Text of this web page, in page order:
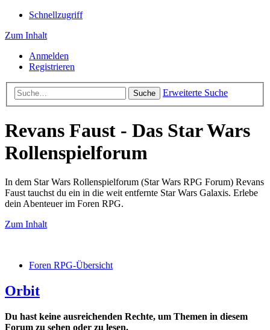
Schnellzugriff
Zum Inhalt
Anmelden
Registrieren
Suche Erweiterte Suche
Revans Faust - Das Star Wars
Rollenspielforum
In dem Star Wars Rollenspielforum (Star Wars RPG Forum) Revans
Faust tauchst du ein in die weit entfernte Star Wars Galaxis. Erlebe
dein Abenteuer im Foren RPG.
Zum Inhalt
Foren RPG-Übersicht
Orbit
Du hast keine ausreichenden Rechte, um Themen in diesem
Forum zu sehen oder zu lesen.